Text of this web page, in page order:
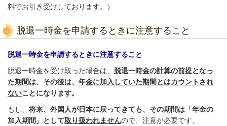
料でお引き受けしております。）
脱退一時金を申請するときに注意すること
脱退一時金を申請するときに注意すること
脱退一時金を受け取った場合は、 脱退一時金の計算の前提となっ
た期間は、その後は、 年金に加入していた期間とはカウントされ
ないことになります。
もし、 将来、外国人が日本に戻ってきても、その期間は「年金の
加入期間」として取り扱われませんので、注意が必要です。